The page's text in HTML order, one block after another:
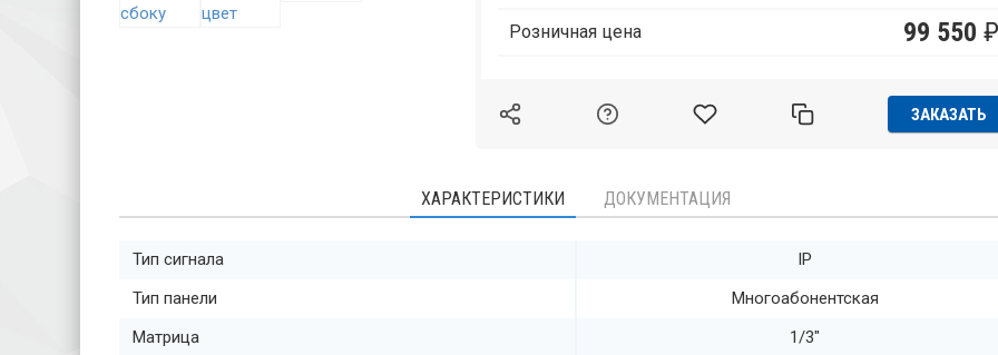
Розничная цена 99 550 ₽
ЗАКАЗАТЬ
ХАРАКТЕРИСТИКИ ДОКУМЕНТАЦИЯ
Тип сигнала
IP
Тип панели
Многоабонентская
Матрица
1/3"